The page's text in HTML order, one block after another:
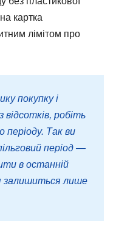
картка
лімітом про
покупку і
робіть
періоду. Так ви
період —
в останній
залишиться лише